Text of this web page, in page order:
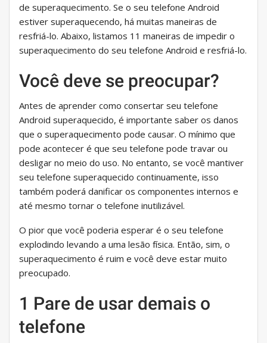
de superaquecimento. Se o seu telefone Android
estiver superaquecendo, há muitas maneiras de
resfriá-lo. Abaixo, listamos 11 maneiras de impedir o
superaquecimento do seu telefone Android e resfriá-lo.
Você deve se preocupar?
Antes de aprender como consertar seu telefone
Android superaquecido, é importante saber os danos
que o superaquecimento pode causar. O mínimo que
pode acontecer é que seu telefone pode travar ou
desligar no meio do uso. No entanto, se você mantiver
seu telefone superaquecido continuamente, isso
também poderá danificar os componentes internos e
até mesmo tornar o telefone inutilizável.
O pior que você poderia esperar é o seu telefone
explodindo levando a uma lesão física. Então, sim, o
superaquecimento é ruim e você deve estar muito
preocupado.
1 Pare de usar demais o
telefone